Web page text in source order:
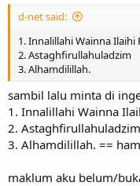
d-net said:
1. Innalillahi Wainna Ilaihi
2. Astaghfirullahuladzim
3. Alhamdilillah.
sambil lalu minta di
1. Innalillahi Wainna
2.
3. Alhamdilillah. ==
maklum aku belum/